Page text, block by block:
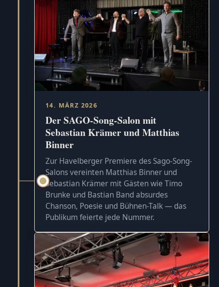
14. MÄRZ 2026
Der SAGO-Song-Salon mit
Sebastian Krämer und Matthias
Binner
Zur Havelberger Premiere des Sago-Song-
Salons vereinten Matthias Binner und
Sebastian Krämer mit Gästen wie Timo
Brunke und Bastian Band absurdes
Chanson, Poesie und Bühnen-Talk — das
Publikum feierte jede Nummer.